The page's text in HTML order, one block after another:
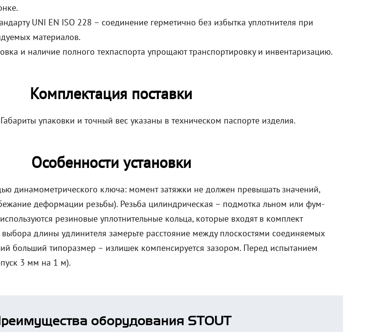
UNI EN ISO 228 – соединение герметично без избытка уплотнителя при
материалов.
и наличие полного техпаспорта упрощают транспортировку и инвентаризацию.
Комплектация поставки
упаковки и точный вес указаны в техническом паспорте изделия.
Особенности установки
динамометрического ключа: момент затяжки не должен превышать значений,
деформации резьбы). Резьба цилиндрическая – подмотка льном или фум-
резиновые уплотнительные кольца, которые входят в комплект
длины удлинителя замерьте расстояние между плоскостями соединяемых
больший типоразмер – излишек компенсируется зазором. Перед испытанием
3 мм на 1 м).
оборудования STOUT